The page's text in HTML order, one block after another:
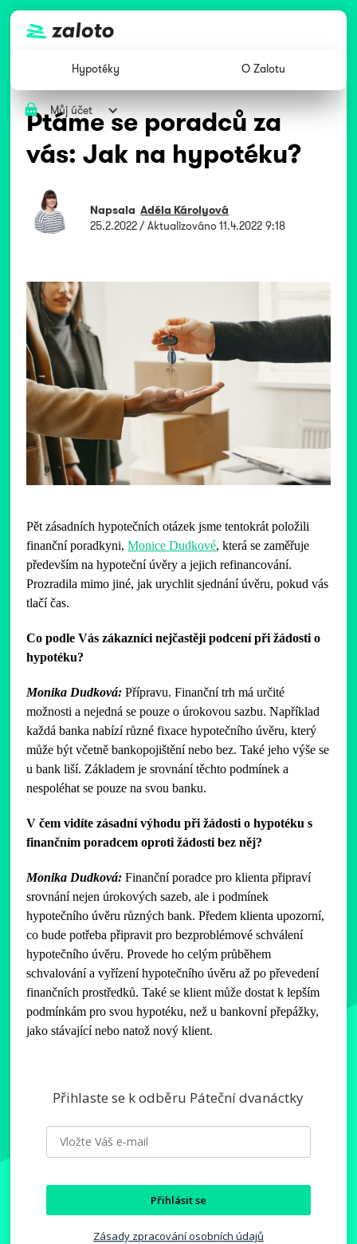
Hypotéky O Zalotu
Můj účet
Ptáme se poradců za
vás: Jak na hypotéku?
Napsala Adéla Károlyová
25.2.2022/ Aktualizováno11.4.2022 9:18
Pět zásadních hypotečních otázek jsme tentokrát položili
finanční poradkyni,Monice Dudkové, která se zaměřuje
především na hypoteční úvěry a jejich refinancování.
Prozradila mimo jiné, jak urychlit sjednání úvěru, pokud vás
tlačí čas.
Co podle Vás zákazníci nejčastěji podcení při žádosti o
hypotéku?
Monika Dudková:Přípravu. Finanční trh má určité
možnosti a nejedná se pouze o úrokovou sazbu. Například
každá banka nabízí různé fixace hypotečního úvěru, který
může být včetně bankopojištění nebo bez. Také jeho výše se
u bank liší. Základem je srovnání těchto podmínek a
nespoléhat se pouze na svou banku.
V čem vidíte zásadní výhodu při žádosti o hypotéku s
finančním poradcem oproti žádosti bez něj?
Monika Dudková:Finanční poradce pro klienta připraví
srovnání nejen úrokových sazeb, ale i podmínek
hypotečního úvěru různých bank. Předem klienta upozorní,
co bude potřeba připravit pro bezproblémové schválení
hypotečního úvěru. Provede ho celým průběhem
schvalování a vyřízení hypotečního úvěru až po převedení
finančních prostředků. Také se klient může dostat k lepším
podmínkám pro svou hypotéku, než u bankovní přepážky,
jako stávající nebo natož nový klient.
Přihlaste se k odběru Páteční dvanáctky
Přihlásit se
Zásady zpracování osobních údajů